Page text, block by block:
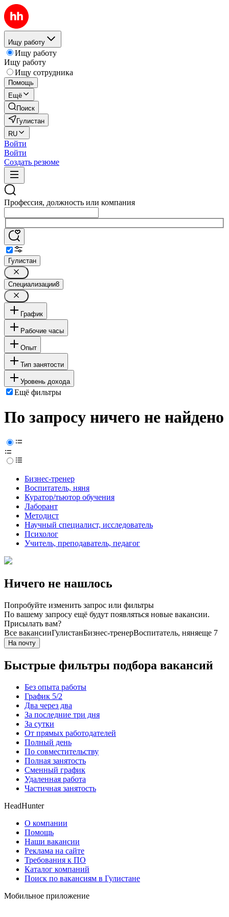
Ищу работу
Ищу работу
Ищу работу
Ищу сотрудника
Помощь
Ещё
Поиск
Гулистан
RU
Войти
Войти
Создать резюме
Профессия, должность или компания
Гулистан
Специализации8
График
Рабочие часы
Опыт
Тип занятости
Уровень дохода
Ещё фильтры
По запросу ничего не найдено
Бизнес-тренер
Воспитатель, няня
Куратор/тьютор обучения
Лаборант
Методист
Научный специалист, исследователь
Психолог
Учитель, преподаватель, педагог
Ничего не нашлось
Попробуйте изменить запрос или фильтры
По вашему запросу ещё будут появляться новые вакансии.
Присылать вам?
Все вакансииГулистанБизнес-тренерВоспитатель, няняеще 7
На почту
Быстрые фильтры подбора вакансий
Без опыта работы
График 5/2
Два через два
За последние три дня
За сутки
От прямых работодателей
Полный день
По совместительству
Полная занятость
Сменный график
Удаленная работа
Частичная занятость
HeadHunter
О компании
Помощь
Наши вакансии
Реклама на сайте
Требования к ПО
Каталог компаний
Поиск по вакансиям в Гулистане
Мобильное приложение